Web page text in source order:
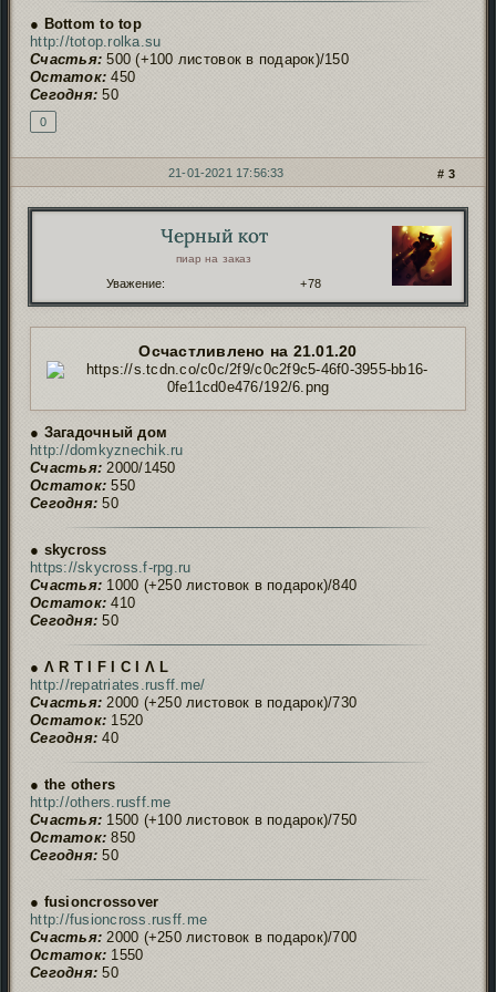
● Bottom to top
http://totop.rolka.su
Счастья: 500 (+100 листовок в подарок)/150
Остаток: 450
Сегодня: 50
0
3
21-01-2021 17:56:33
Черный кот
пиар на заказ
Уважение: +78
Осчастливлено на 21.01.20
● Загадочный дом
http://domkyznechik.ru
Счастья: 2000/1450
Остаток: 550
Сегодня: 50
● skycross
https://skycross.f-rpg.ru
Счастья: 1000 (+250 листовок в подарок)/840
Остаток: 410
Сегодня: 50
● Ʌ R T I F I C I Ʌ L
http://repatriates.rusff.me/
Счастья: 2000 (+250 листовок в подарок)/730
Остаток: 1520
Сегодня: 40
● the others
http://others.rusff.me
Счастья: 1500 (+100 листовок в подарок)/750
Остаток: 850
Сегодня: 50
● fusioncrossover
http://fusioncross.rusff.me
Счастья: 2000 (+250 листовок в подарок)/700
Остаток: 1550
Сегодня: 50